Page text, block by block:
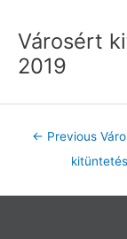
Városért
2019
← Previous
kitüntetés